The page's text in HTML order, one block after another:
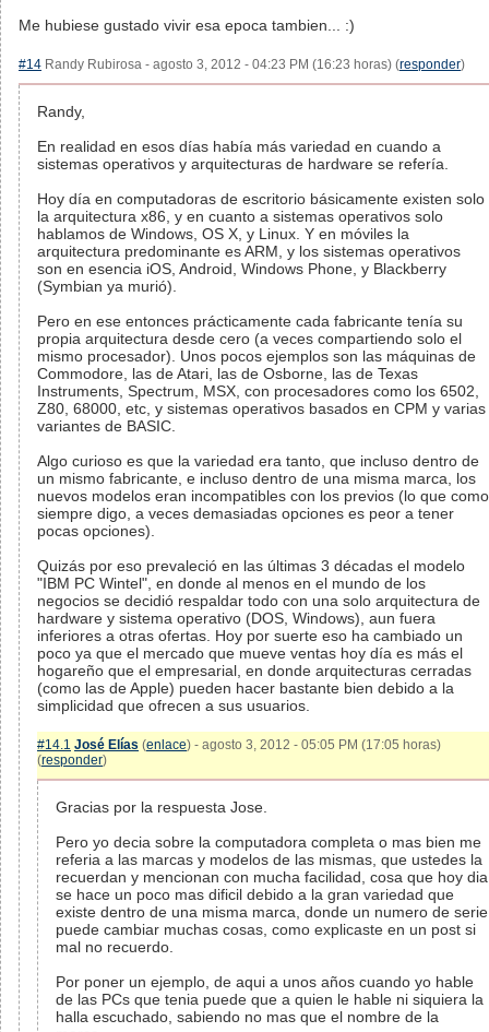
Me hubiese gustado vivir esa epoca tambien... :)
#14 Randy Rubirosa - agosto 3, 2012 - 04:23 PM (16:23 horas) (responder)
Randy,
En realidad en esos días había más variedad en cuando a
sistemas operativos y arquitecturas de hardware se refería.
Hoy día en computadoras de escritorio básicamente existen solo
la arquitectura x86, y en cuanto a sistemas operativos solo
hablamos de Windows, OS X, y Linux. Y en móviles la
arquitectura predominante es ARM, y los sistemas operativos
son en esencia iOS, Android, Windows Phone, y Blackberry
(Symbian ya murió).
Pero en ese entonces prácticamente cada fabricante tenía su
propia arquitectura desde cero (a veces compartiendo solo el
mismo procesador). Unos pocos ejemplos son las máquinas de
Commodore, las de Atari, las de Osborne, las de Texas
Instruments, Spectrum, MSX, con procesadores como los 6502,
Z80, 68000, etc, y sistemas operativos basados en CPM y varias
variantes de BASIC.
Algo curioso es que la variedad era tanto, que incluso dentro de
un mismo fabricante, e incluso dentro de una misma marca, los
nuevos modelos eran incompatibles con los previos (lo que como
siempre digo, a veces demasiadas opciones es peor a tener
pocas opciones).
Quizás por eso prevaleció en las últimas 3 décadas el modelo
"IBM PC Wintel", en donde al menos en el mundo de los
negocios se decidió respaldar todo con una solo arquitectura de
hardware y sistema operativo (DOS, Windows), aun fuera
inferiores a otras ofertas. Hoy por suerte eso ha cambiado un
poco ya que el mercado que mueve ventas hoy día es más el
hogareño que el empresarial, en donde arquitecturas cerradas
(como las de Apple) pueden hacer bastante bien debido a la
simplicidad que ofrecen a sus usuarios.
#14.1 José Elías (enlace) - agosto 3, 2012 - 05:05 PM (17:05 horas)
(responder)
Gracias por la respuesta Jose.
Pero yo decia sobre la computadora completa o mas bien me
referia a las marcas y modelos de las mismas, que ustedes la
recuerdan y mencionan con mucha facilidad, cosa que hoy dia
se hace un poco mas dificil debido a la gran variedad que
existe dentro de una misma marca, donde un numero de serie
puede cambiar muchas cosas, como explicaste en un post si
mal no recuerdo.
Por poner un ejemplo, de aqui a unos años cuando yo hable
de las PCs que tenia puede que a quien le hable ni siquiera la
halla escuchado, sabiendo no mas que el nombre de la